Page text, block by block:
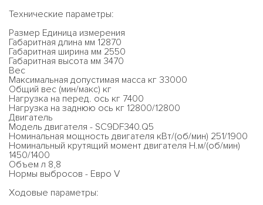
Технические параметры:
Размер Единица измерения
Габаритная длина мм 12870
Габаритная ширина мм 2550
Габаритная высота мм 3470
Вес
Максимальная допустимая масса кг 33000
Общий вес (мин/макс) кг
Нагрузка на перед. ось кг 7400
Нагрузка на заднюю ось кг 12800/12800
Двигатель
Модель двигателя - SC9DF340.Q5
Номинальная мощность двигателя кВт/(об/мин) 251/1900
Номинальный крутящий момент двигателя Н.м/(об/мин)
1450/1400
Объем л 8,8
Нормы выбросов - Евро V
Ходовые параметры: